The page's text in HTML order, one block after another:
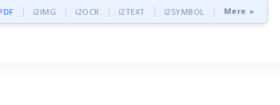
i2IMG i2OCR i2TEXT i2SYMBOL Mere »